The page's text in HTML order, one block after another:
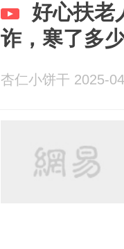
好心扶老
诈，寒了多
杏仁小饼干 2025-